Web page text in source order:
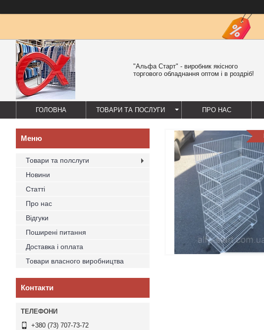
"Альфа Старт" - виробник якісного
торгового обладнання оптом і в роздріб!
ГОЛОВНА ТОВАРИ ТА ПОСЛУГИ ПРО НАС
Товари та полслуги
Новини
Статті
Про нас
Відгуки
Поширені питання
Доставка і оплата
Товари власного виробництва
Контакти
+380 (73) 707-73-72